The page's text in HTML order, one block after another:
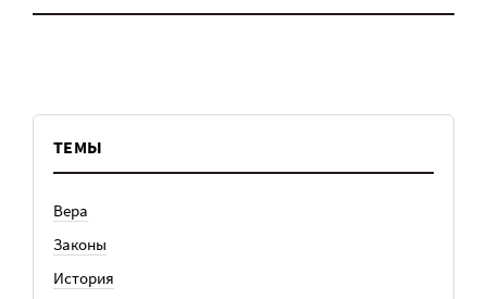
ТЕМЫ
Вера
Законы
История